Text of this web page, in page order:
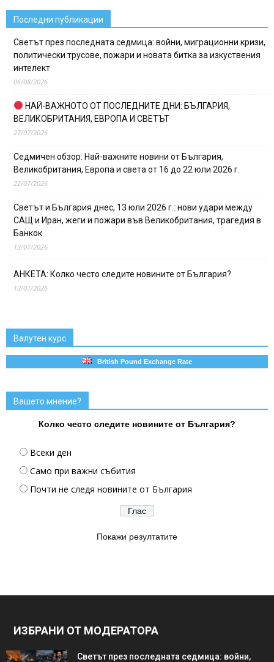
Последни публикации
Светът през последната седмица: войни, миграционни кризи,
политически трусове, пожари и новата битка за изкуствения
интелект
06/08/2026
НАЙ-ВАЖНОТО ОТ ПОСЛЕДНИТЕ ДНИ: БЪЛГАРИЯ,
ВЕЛИКОБРИТАНИЯ, ЕВРОПА И СВЕТЪТ
27/07/2026
Седмичен обзор: Най-важните новини от България,
Великобритания, Европа и света от 16 до 22 юли 2026 г.
22/07/2026
Светът и България днес, 13 юли 2026 г.: нови удари между
САЩ и Иран, жеги и пожари във Великобритания, трагедия в
Банкок
13/07/2026
АНКЕТА: Колко често следите новините от България?
12/07/2026
Валутен курс
British Pound Exchange Rate
Вашето мнение?
Колко често следите новините от България?
Всеки ден
Само при важни събития
Почти не следя новините от България
Покажи резултатите
ИЗБРАНИ ОТ МОДЕРАТОРА
Светът през последната седмица: войни,